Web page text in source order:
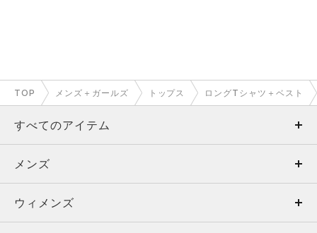
TOP メンズ＋ガールズ トップス ロングTシャツ＋ベスト
すべてのアイテム
メンズ
ウィメンズ
メンズ
トップス
ウィメンズ